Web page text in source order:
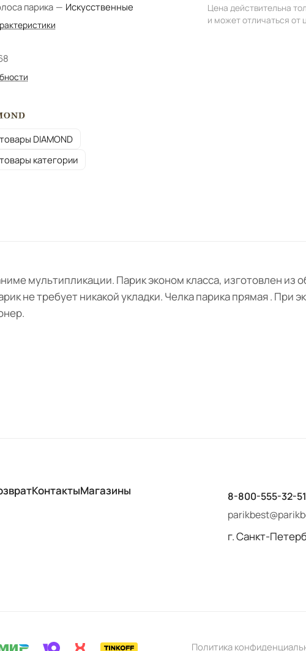
парика — Искусственные
DIAMOND
категории
Цена действительна
и может отличаться от
мультипликации. Парик эконом класса, изготовлен из
не требует никакой укладки. Челка парика прямая . При
КонтактыМагазины
8-800-555-32-51
г. Санкт-
Политика